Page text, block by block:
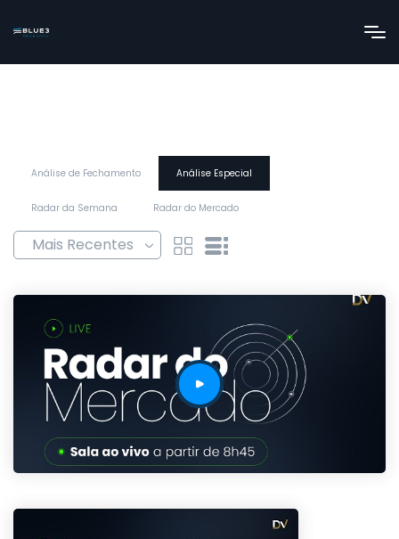
Análise de Fechamento Análise Especial
Radar da Semana Radar do Mercado